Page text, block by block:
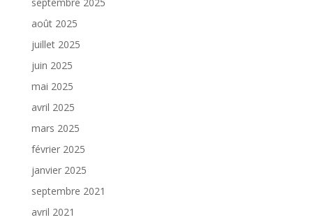
août 2025
juillet 2025
juin 2025
mai 2025
avril 2025
mars 2025
février 2025
janvier 2025
septembre 2021
avril 2021